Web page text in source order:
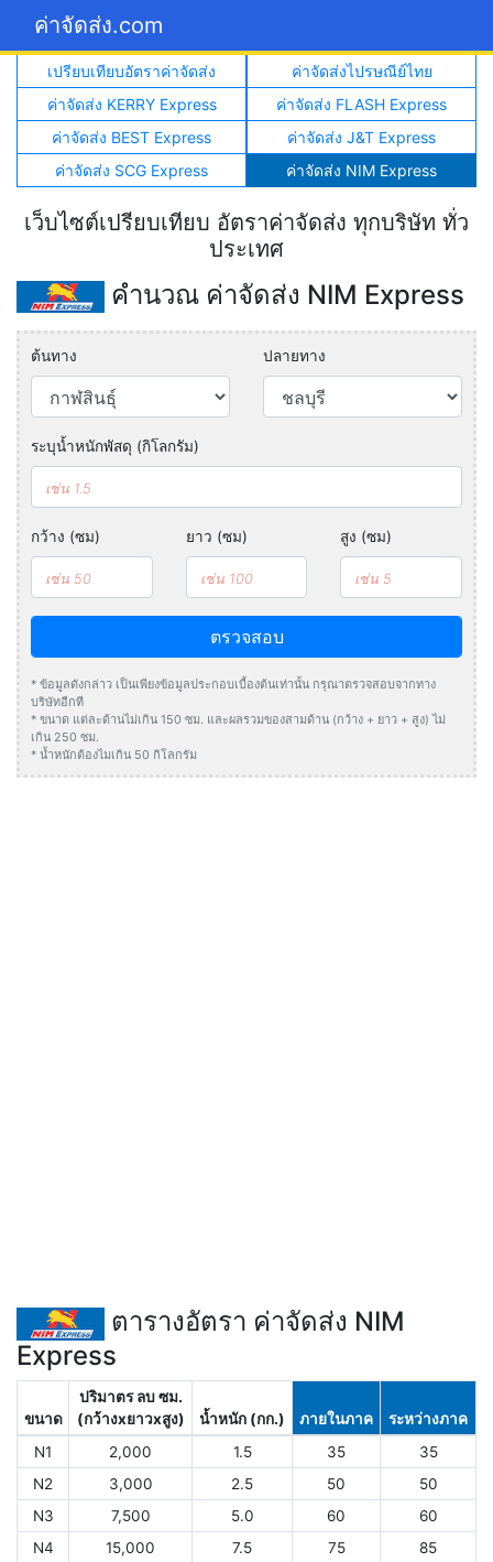
ค่าจัดส่ง.com
เปรียบเทียบอัตราค่าจัดส่ง
ค่าจัดส่งไปรษณีย์ไทย
ค่าจัดส่ง KERRY Express
ค่าจัดส่ง FLASH Express
ค่าจัดส่ง BEST Express
ค่าจัดส่ง J&T Express
ค่าจัดส่ง SCG Express
ค่าจัดส่ง NIM Express
เว็บไซต์เปรียบเทียบ อัตราค่าจัดส่ง ทุกบริษัท ทั่ว
ประเทศ
คำนวณ ค่าจัดส่ง NIM Express
ต้นทาง ปลายทาง
ระบุน้ำหนักพัสดุ (กิโลกรัม)
กว้าง (ซม) ยาว (ซม) สูง (ซม)
ตรวจสอบ
* ข้อมูลดังกล่าว เป็นเพียงข้อมูลประกอบเบื้องต้นเท่านั้น กรุณาตรวจสอบจากทาง
บริษัทอีกที
* ขนาด แต่ละด้านไม่เกิน 150 ซม. และผลรวมของสามด้าน (กว้าง + ยาว + สูง) ไม่
เกิน 250 ซม.
* น้ำหนักต้องไมเกิน 50 กิโลกรัม
ตารางอัตรา ค่าจัดส่ง NIM
Express
ขนาด
ปริมาตร ลบ ซม.
(กว้างxยาวxสูง)
น้ำหนัก (กก.) ภายในภาค
ระหว่างภาค
N1
2,000 1.5 35
35
N2
3,000 2.5 50
50
N3
7,500 5.0 60
60
N4
15,000 7.5 75
85